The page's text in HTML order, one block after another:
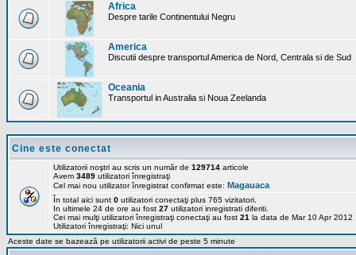
Africa
Despre tarile Continentului Negru
America
Discutii despre transportul America de Nord, Centrala si de Sud
Oceania
Transportul in Australia si Noua Zeelanda
Cine este conectat
Utilizatorii noştri au scris un număr de 129714 articole
Avem 3489 utilizatori înregistraţi
Cel mai nou utilizator înregistrat confirmat este: Magauaca
În total aici sunt 0 utilizatori conectaţi plus 765 vizitatori.
In ultimele 24 de ore au fost 27 utilizatori inregistrati diferiti.
Cei mai mulţi utilizatori înregistraţi conectaţi au fost 21 la data de Mar 10 Apr 2012
Utilizatori înregistraţi: Nici unul
Aceste date se bazează pe utilizatorii activi de peste 5 minute